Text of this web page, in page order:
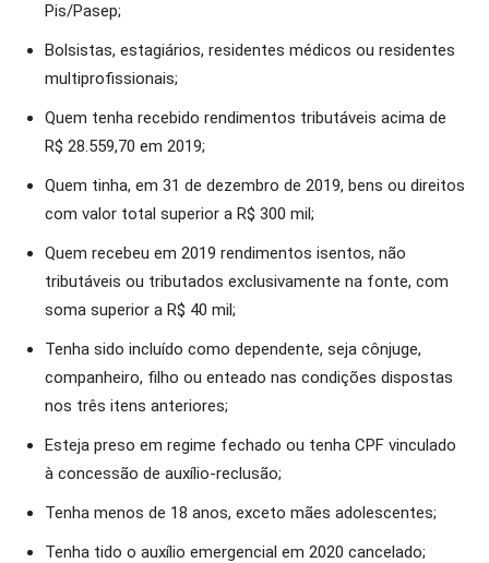
Pis/Pasep;
Bolsistas, estagiários, residentes médicos ou residentes
multiprofissionais;
Quem tenha recebido rendimentos tributáveis acima de
R$ 28.559,70 em 2019;
Quem tinha, em 31 de dezembro de 2019, bens ou direitos
com valor total superior a R$ 300 mil;
Quem recebeu em 2019 rendimentos isentos, não
tributáveis ou tributados exclusivamente na fonte, com
soma superior a R$ 40 mil;
Tenha sido incluído como dependente, seja cônjuge,
companheiro, filho ou enteado nas condições dispostas
nos três itens anteriores;
Esteja preso em regime fechado ou tenha CPF vinculado
à concessão de auxílio-reclusão;
Tenha menos de 18 anos, exceto mães adolescentes;
Tenha tido o auxílio emergencial em 2020 cancelado;